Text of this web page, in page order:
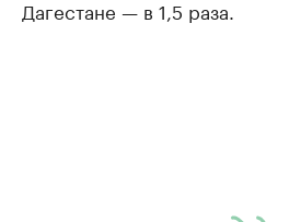
Дагестане — в 1,5 раза.